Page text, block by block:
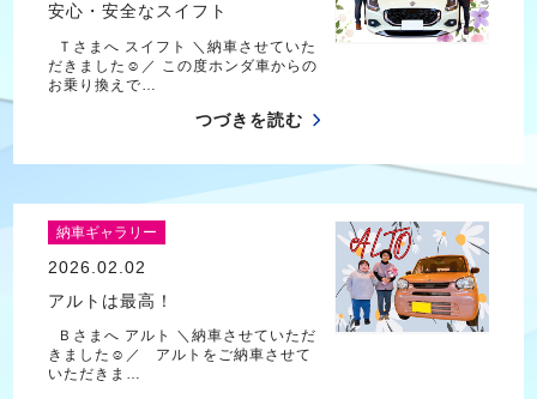
安心・安全なスイフト
Ｔさまへ スイフト ＼納車させていた
だきました☺／ この度ホンダ車からの
お乗り換えで…
つづきを読む
納車ギャラリー
2026.02.02
アルトは最高！
Ｂさまへ アルト ＼納車させていただ
きました☺／ アルトをご納車させて
いただきま…